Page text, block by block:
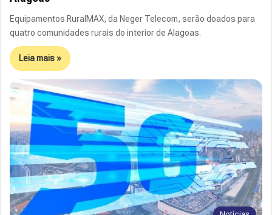
Equipamentos RuralMAX, da Neger Telecom, serão doados para
quatro comunidades rurais do interior de Alagoas.
Leia mais »